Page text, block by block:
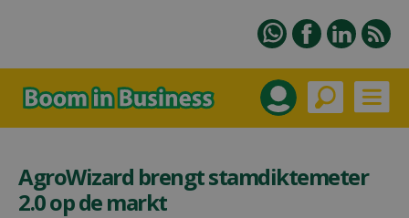
AgroWizard brengt stamdiktemeter
2.0 op de markt